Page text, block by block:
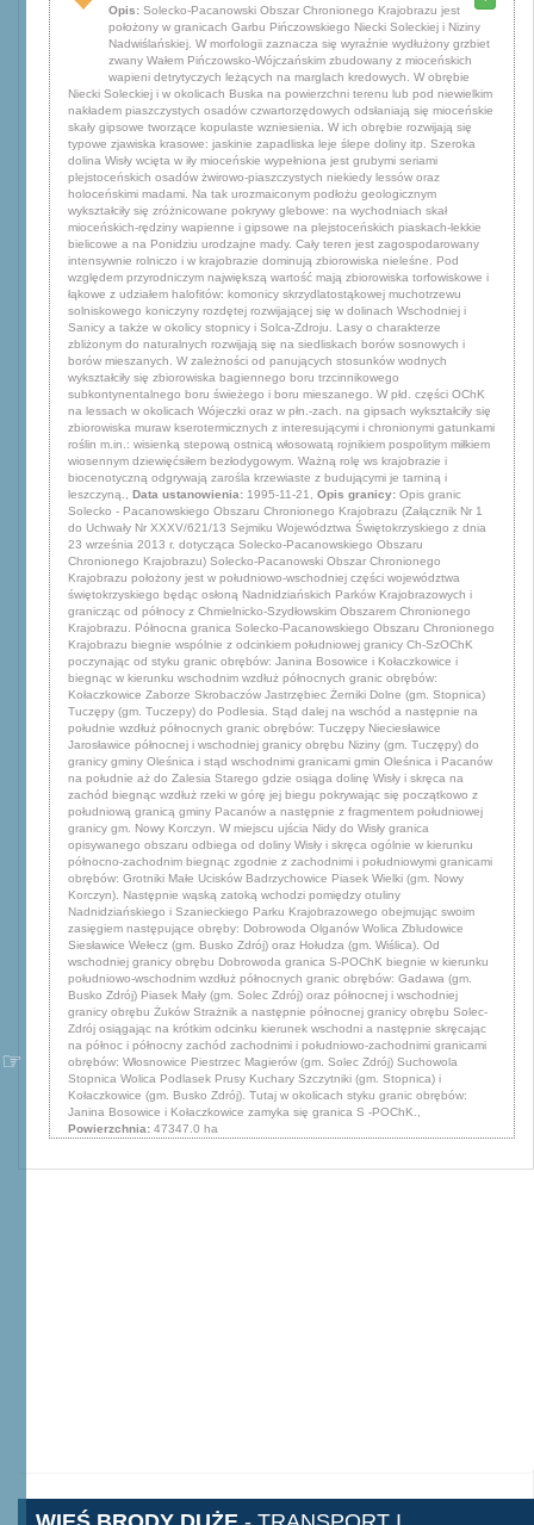
Opis: Solecko-Pacanowski Obszar Chronionego Krajobrazu jest
położony w granicach Garbu Pińczowskiego Niecki Soleckiej i Niziny
Nadwiślańskiej. W morfologii zaznacza się wyraźnie wydłużony grzbiet
zwany Wałem Pińczowsko-Wójczańskim zbudowany z mioceńskich
wapieni detrytyczych leżących na marglach kredowych. W obrębie
Niecki Soleckiej i w okolicach Buska na powierzchni terenu lub pod niewielkim
nakładem piaszczystych osadów czwartorzędowych odsłaniają się mioceńskie
skały gipsowe tworzące kopulaste wzniesienia. W ich obrębie rozwijają się
typowe zjawiska krasowe: jaskinie zapadliska leje ślepe doliny itp. Szeroka
dolina Wisły wcięta w iły mioceńskie wypełniona jest grubymi seriami
plejstoceńskich osadów żwirowo-piaszczystych niekiedy lessów oraz
holoceńskimi madami. Na tak urozmaiconym podłożu geologicznym
wykształciły się zróżnicowane pokrywy glebowe: na wychodniach skał
mioceńskich-rędziny wapienne i gipsowe na plejstoceńskich piaskach-lekkie
bielicowe a na Ponidziu urodzajne mady. Cały teren jest zagospodarowany
intensywnie rolniczo i w krajobrazie dominują zbiorowiska nieleśne. Pod
względem przyrodniczym największą wartość mają zbiorowiska torfowiskowe i
łąkowe z udziałem halofitów: komonicy skrzydlatostąkowej muchotrzewu
solniskowego koniczyny rozdętej rozwijającej się w dolinach Wschodniej i
Sanicy a także w okolicy stopnicy i Solca-Zdroju. Lasy o charakterze
zbliżonym do naturalnych rozwijają się na siedliskach borów sosnowych i
borów mieszanych. W zależności od panujących stosunków wodnych
wykształciły się zbiorowiska bagiennego boru trzcinnikowego
subkontynentalnego boru świeżego i boru mieszanego. W płd. części OChK
na lessach w okolicach Wójeczki oraz w płn.-zach. na gipsach wykształciły się
zbiorowiska muraw kserotermicznych z interesującymi i chronionymi gatunkami
roślin m.in.: wisienką stepową ostnicą włosowatą rojnikiem pospolitym miłkiem
wiosennym dziewięćsiłem bezłodygowym. Ważną rolę ws krajobrazie i
biocenotyczną odgrywają zarośla krzewiaste z budującymi je tarniną i
leszczyną., Data ustanowienia: 1995-11-21, Opis granicy: Opis granic
Solecko - Pacanowskiego Obszaru Chronionego Krajobrazu (Załącznik Nr 1
do Uchwały Nr XXXV/621/13 Sejmiku Województwa Świętokrzyskiego z dnia
23 września 2013 r. dotycząca Solecko-Pacanowskiego Obszaru
Chronionego Krajobrazu) Solecko-Pacanowski Obszar Chronionego
Krajobrazu położony jest w południowo-wschodniej części województwa
świętokrzyskiego będąc osłoną Nadnidziańskich Parków Krajobrazowych i
granicząc od północy z Chmielnicko-Szydłowskim Obszarem Chronionego
Krajobrazu. Północna granica Solecko-Pacanowskiego Obszaru Chronionego
Krajobrazu biegnie wspólnie z odcinkiem południowej granicy Ch-SzOChK
poczynając od styku granic obrębów: Janina Bosowice i Kołaczkowice i
biegnąc w kierunku wschodnim wzdłuż północnych granic obrębów:
Kołaczkowice Zaborze Skrobaczów Jastrzębiec Żerniki Dolne (gm. Stopnica)
Tuczępy (gm. Tuczepy) do Podlesia. Stąd dalej na wschód a następnie na
południe wzdłuż północnych granic obrębów: Tuczępy Nieciesławice
Jarosławice północnej i wschodniej granicy obrębu Niziny (gm. Tuczępy) do
granicy gminy Oleśnica i stąd wschodnimi granicami gmin Oleśnica i Pacanów
na południe aż do Zalesia Starego gdzie osiąga dolinę Wisły i skręca na
zachód biegnąc wzdłuż rzeki w górę jej biegu pokrywając się początkowo z
południową granicą gminy Pacanów a następnie z fragmentem południowej
granicy gm. Nowy Korczyn. W miejscu ujścia Nidy do Wisły granica
opisywanego obszaru odbiega od doliny Wisły i skręca ogólnie w kierunku
północno-zachodnim biegnąc zgodnie z zachodnimi i południowymi granicami
obrębów: Grotniki Małe Ucisków Badrzychowice Piasek Wielki (gm. Nowy
Korczyn). Następnie wąską zatoką wchodzi pomiędzy otuliny
Nadnidziańskiego i Szanieckiego Parku Krajobrazowego obejmując swoim
zasięgiem następujące obręby: Dobrowoda Olganów Wolica Zbludowice
Siesławice Wełecz (gm. Busko Zdrój) oraz Hołudza (gm. Wiślica). Od
wschodniej granicy obrębu Dobrowoda granica S-POChK biegnie w kierunku
południowo-wschodnim wzdłuż północnych granic obrębów: Gadawa (gm.
Busko Zdrój) Piasek Mały (gm. Solec Zdrój) oraz północnej i wschodniej
granicy obrębu Żuków Strażnik a następnie północnej granicy obrębu Solec-
Zdrój osiągając na krótkim odcinku kierunek wschodni a następnie skręcając
na północ i północny zachód zachodnimi i południowo-zachodnimi granicami
obrębów: Włosnowice Piestrzec Magierów (gm. Solec Zdrój) Suchowola
Stopnica Wolica Podlasek Prusy Kuchary Szczytniki (gm. Stopnica) i
Kołaczkowice (gm. Busko Zdrój). Tutaj w okolicach styku granic obrębów:
Janina Bosowice i Kołaczkowice zamyka się granica S -POChK.,
Powierzchnia: 47347.0 ha